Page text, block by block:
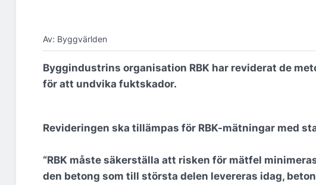
Av: Byggvärlden
​Byggindustrins organisation RBK har reviderat de
för att undvika fuktskador.
Revideringen ska tillämpas för RBK-mätningar med
“RBK måste säkerställa att risken för mätfel
den betong som till största delen levereras idag,